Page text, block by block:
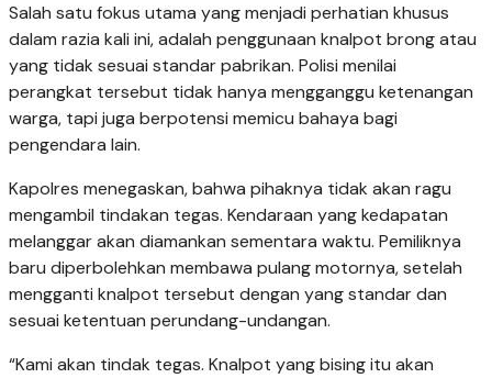
Salah satu fokus utama yang menjadi perhatian khusus
dalam razia kali ini, adalah penggunaan knalpot brong atau
yang tidak sesuai standar pabrikan. Polisi menilai
perangkat tersebut tidak hanya mengganggu ketenangan
warga, tapi juga berpotensi memicu bahaya bagi
pengendara lain.
Kapolres menegaskan, bahwa pihaknya tidak akan ragu
mengambil tindakan tegas. Kendaraan yang kedapatan
melanggar akan diamankan sementara waktu. Pemiliknya
baru diperbolehkan membawa pulang motornya, setelah
mengganti knalpot tersebut dengan yang standar dan
sesuai ketentuan perundang-undangan.
“Kami akan tindak tegas. Knalpot yang bising itu akan